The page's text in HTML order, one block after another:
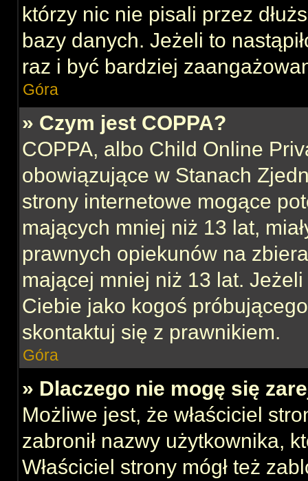
którzy nic nie pisali przez
bazy danych. Jeżeli to
raz i być bardziej
Góra
» Czym jest COPPA?
COPPA, albo Child Online
obowiązujące w Stanach
strony internetowe mogące
mających mniej niż 13 lat,
prawnych opiekunów na
mającej mniej niż 13 lat.
Ciebie jako kogoś
skontaktuj się z prawnikiem.
Góra
» Dlaczego nie mogę się
Możliwe jest, że właściciel
zabronił nazwy użytkownika,
Właściciel strony mógł też